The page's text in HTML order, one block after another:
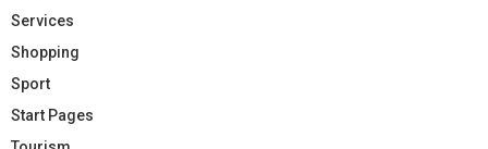
Services
Shopping
Sport
Start Pages